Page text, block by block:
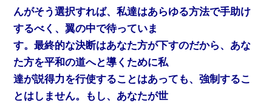
んがそう選択すれば、私達はあらゆる方法で手助け
するべく、翼の中で待っていま
す。最終的な決断はあなた方が下すのだから、あな
た方を平和の道へと導くために私
達が説得力を行使することはあっても、強制するこ
とはしません。もし、あなたが世